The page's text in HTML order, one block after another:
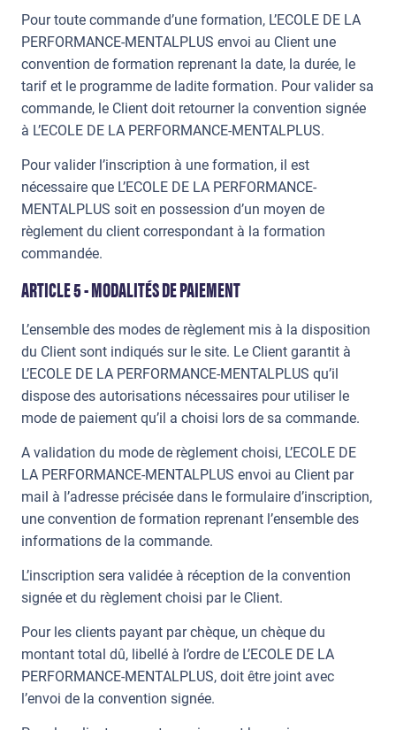
Pour toute commande d’une formation, L’ECOLE DE LA
PERFORMANCE-MENTALPLUS envoi au Client une
convention de formation reprenant la date, la durée, le
tarif et le programme de ladite formation. Pour valider sa
commande, le Client doit retourner la convention signée
à L’ECOLE DE LA PERFORMANCE-MENTALPLUS.
Pour valider l’inscription à une formation, il est
nécessaire que L’ECOLE DE LA PERFORMANCE-
MENTALPLUS soit en possession d’un moyen de
règlement du client correspondant à la formation
commandée.
ARTICLE 5 - MODALITÉS DE PAIEMENT
L’ensemble des modes de règlement mis à la disposition
du Client sont indiqués sur le site. Le Client garantit à
L’ECOLE DE LA PERFORMANCE-MENTALPLUS qu’il
dispose des autorisations nécessaires pour utiliser le
mode de paiement qu’il a choisi lors de sa commande.
A validation du mode de règlement choisi, L’ECOLE DE
LA PERFORMANCE-MENTALPLUS envoi au Client par
mail à l’adresse précisée dans le formulaire d’inscription,
une convention de formation reprenant l’ensemble des
informations de la commande.
L’inscription sera validée à réception de la convention
signée et du règlement choisi par le Client.
Pour les clients payant par chèque, un chèque du
montant total dû, libellé à l’ordre de L’ECOLE DE LA
PERFORMANCE-MENTALPLUS, doit être joint avec
l’envoi de la convention signée.